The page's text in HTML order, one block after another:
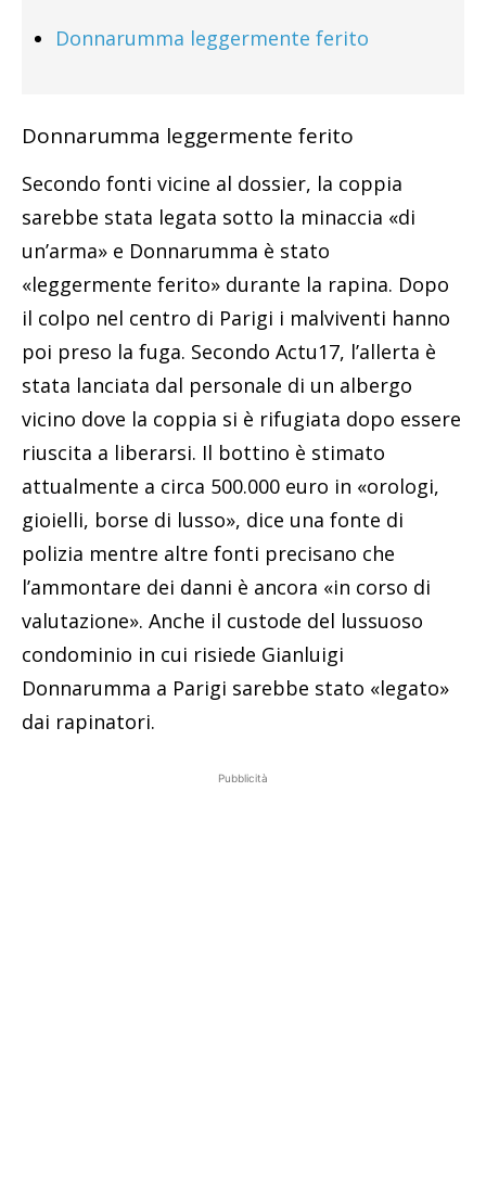
Donnarumma leggermente ferito
Donnarumma leggermente ferito
Secondo fonti vicine al dossier, la coppia
sarebbe stata legata sotto la minaccia «di
un’arma» e Donnarumma è stato
«leggermente ferito» durante la rapina. Dopo
il colpo nel centro di Parigi i malviventi hanno
poi preso la fuga. Secondo Actu17, l’allerta è
stata lanciata dal personale di un albergo
vicino dove la coppia si è rifugiata dopo essere
riuscita a liberarsi. Il bottino è stimato
attualmente a circa 500.000 euro in «orologi,
gioielli, borse di lusso», dice una fonte di
polizia mentre altre fonti precisano che
l’ammontare dei danni è ancora «in corso di
valutazione». Anche il custode del lussuoso
condominio in cui risiede Gianluigi
Donnarumma a Parigi sarebbe stato «legato»
dai rapinatori.
Pubblicità